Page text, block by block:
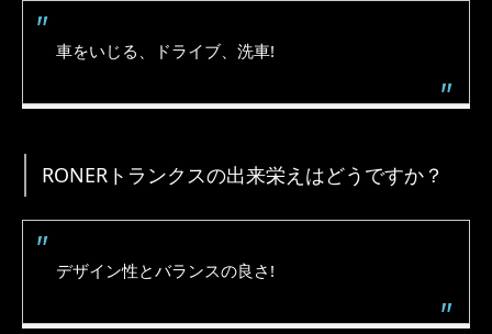
車をいじる、ドライブ、洗車!
RONERトランクスの出来栄えはどうですか？
デザイン性とバランスの良さ!